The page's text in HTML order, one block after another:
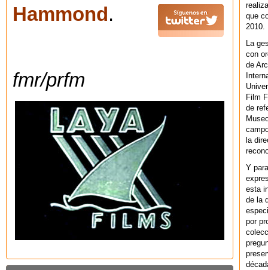
Hammond .
fmr/prfm
que
2010.
La
con
de
Film
de
la
Y
esta
de la
por